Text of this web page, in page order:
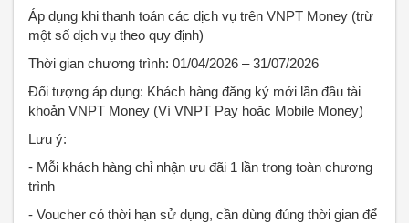
Áp dụng khi thanh toán các dịch vụ trên VNPT Money (trừ
một số dịch vụ theo quy định)
Thời gian chương trình: 01/04/2026 – 31/07/2026
Đối tượng áp dụng: Khách hàng đăng ký mới lần đầu tài
khoản VNPT Money (Ví VNPT Pay hoặc Mobile Money)
Lưu ý:
- Mỗi khách hàng chỉ nhận ưu đãi 1 lần trong toàn chương
trình
- Voucher có thời hạn sử dụng, cần dùng đúng thời gian để